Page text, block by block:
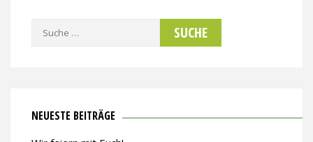
Suche
NEUESTE BEITRÄGE